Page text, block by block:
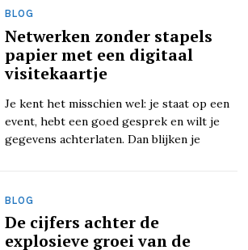
BLOG
Netwerken zonder stapels
papier met een digitaal
visitekaartje
Je kent het misschien wel: je staat op een
event, hebt een goed gesprek en wilt je
gegevens achterlaten. Dan blijken je
BLOG
De cijfers achter de
explosieve groei van de